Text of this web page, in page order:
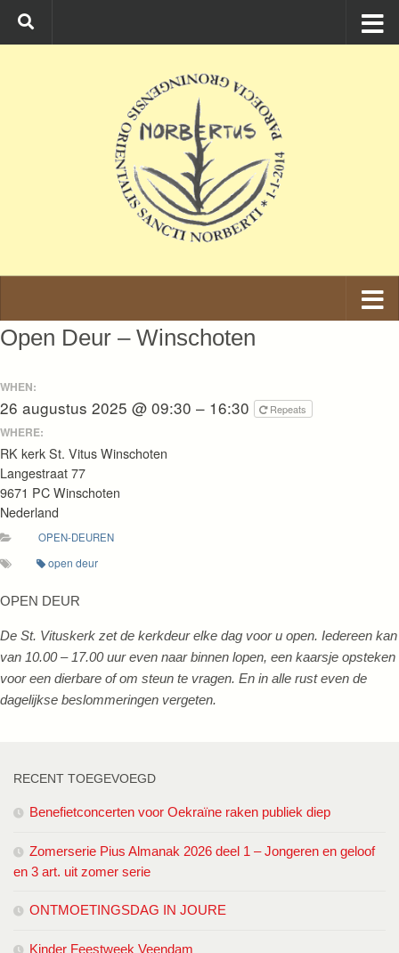
Ga naar de inhoud
Open Deur – Winschoten
WHEN:
26 augustus 2025 @ 09:30 – 16:30 Repeats
WHERE:
RK kerk St. Vitus Winschoten
Langestraat 77
9671 PC Winschoten
Nederland
OPEN-DEUREN
open deur
OPEN DEUR
De St. Vituskerk zet de kerkdeur elke dag voor u open. Iedereen kan
van 10.00 – 17.00 uur even naar binnen lopen, een kaarsje opsteken
voor een dierbare of om steun te vragen. En in alle rust even de
dagelijkse beslommeringen vergeten.
RECENT TOEGEVOEGD
Benefietconcerten voor Oekraïne raken publiek diep
Zomerserie Pius Almanak 2026 deel 1 – Jongeren en geloof
en 3 art. uit zomer serie
ONTMOETINGSDAG IN JOURE
Kinder Feestweek Veendam